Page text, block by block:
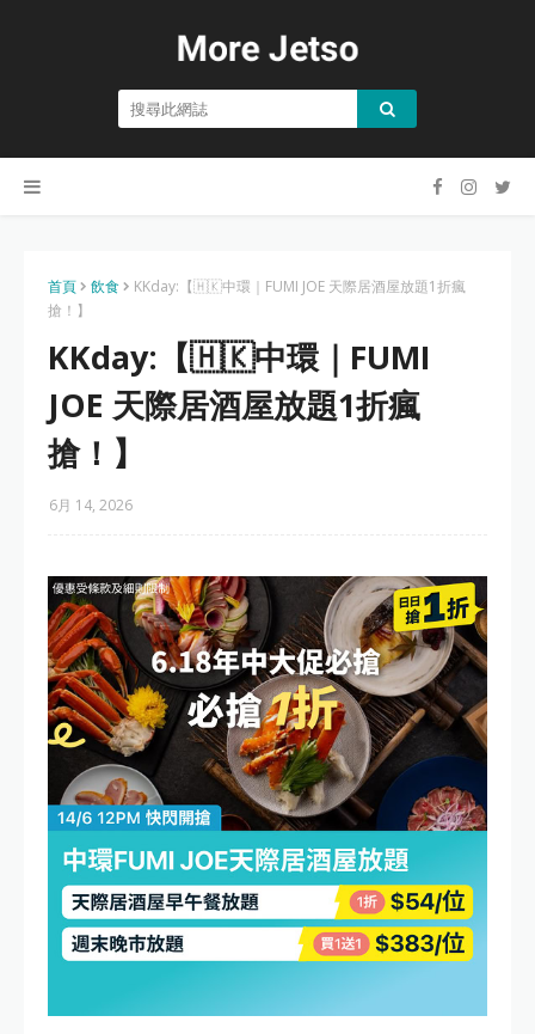
首頁 飲食
KKday:【🇭🇰中環｜FUMI JOE 天際居酒屋放題1折瘋
搶！】
KKday:【🇭🇰中環｜FUMI
JOE 天際居酒屋放題1折瘋
搶！】
6月 14, 2026